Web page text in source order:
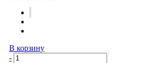
В корзину
-